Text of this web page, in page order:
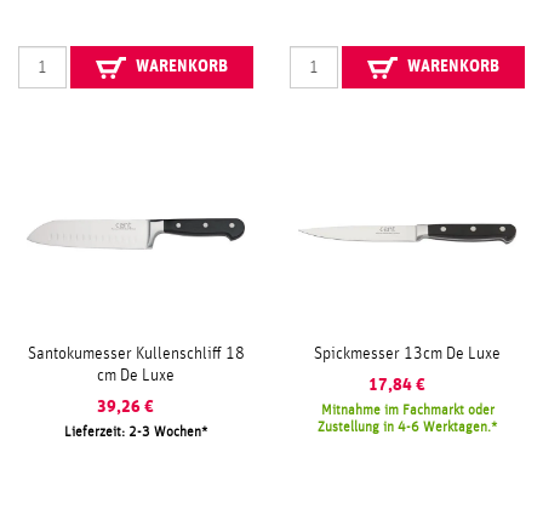
WARENKORB WARENKORB
Santokumesser Kullenschliff 18
cm De Luxe
39,26 €
Lieferzeit: 2-3 Wochen
Spickmesser 13cm De Luxe
17,84 €
Mitnahme im Fachmarkt oder
Zustellung in 4-6 Werktagen.